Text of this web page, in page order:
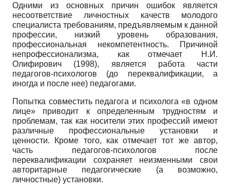
Одними из основных причин ошибок является
несоответствие личностных качеств молодого
специалиста требованиям, предъявляемым к данной
профессии, низкий уровень образования,
профессиональная некомпетентность. Причиной
непрофес­сионализма, как отмечает Н.И.
Олифирович (1998), является работа части
педагогов-психологов (до переквалификации, а
иногда и после нее) педагогами.
Попытка совместить педагога и психолога «в одном
лице» приводит к определенным трудностям и
проблемам, так как носители этих профессий имеют
различные профессиональные установки и
ценности. Кроме того, как отмечает тот же автор,
часть педагогов-психологов после
переквалификации сохраняет неизменными свои
авторитарные педагогические (а возможно,
личностные) установки.